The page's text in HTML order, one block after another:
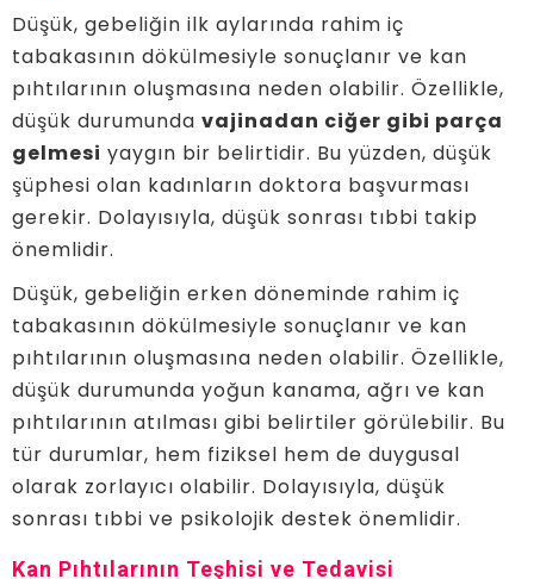
Düşük, gebeliğin ilk aylarında rahim iç
tabakasının dökülmesiyle sonuçlanır ve kan
pıhtılarının oluşmasına neden olabilir. Özellikle,
düşük durumunda vajinadan ciğer gibi parça
gelmesi yaygın bir belirtidir. Bu yüzden, düşük
şüphesi olan kadınların doktora başvurması
gerekir. Dolayısıyla, düşük sonrası tıbbi takip
önemlidir.
Düşük, gebeliğin erken döneminde rahim iç
tabakasının dökülmesiyle sonuçlanır ve kan
pıhtılarının oluşmasına neden olabilir. Özellikle,
düşük durumunda yoğun kanama, ağrı ve kan
pıhtılarının atılması gibi belirtiler görülebilir. Bu
tür durumlar, hem fiziksel hem de duygusal
olarak zorlayıcı olabilir. Dolayısıyla, düşük
sonrası tıbbi ve psikolojik destek önemlidir.
Kan Pıhtılarının Teşhisi ve Tedavisi